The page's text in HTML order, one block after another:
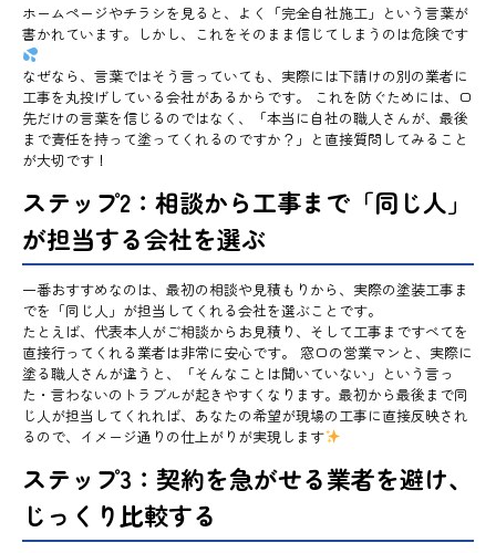
ホームページやチラシを見ると、よく「完全自社施工」という言葉が
書かれています。しかし、これをそのまま信じてしまうのは危険です
なぜなら、言葉ではそう言っていても、実際には下請けの別の業者に
工事を丸投げしている会社があるからです。 これを防ぐためには、口
先だけの言葉を信じるのではなく、「本当に自社の職人さんが、最後
まで責任を持って塗ってくれるのですか？」と直接質問してみること
が大切です！
ステップ2：相談から工事まで「同じ人」
が担当する会社を選ぶ
一番おすすめなのは、最初の相談や見積もりから、実際の塗装工事ま
でを「同じ人」が担当してくれる会社を選ぶことです。
たとえば、代表本人がご相談からお見積り、そして工事まですべてを
直接行ってくれる業者は非常に安心です。 窓口の営業マンと、実際に
塗る職人さんが違うと、「そんなことは聞いていない」という言っ
た・言わないのトラブルが起きやすくなります。最初から最後まで同
じ人が担当してくれれば、あなたの希望が現場の工事に直接反映され
るので、イメージ通りの仕上がりが実現します
ステップ3：契約を急がせる業者を避け、
じっくり比較する